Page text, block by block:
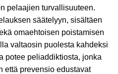
pelaajien turvallisuuteen.
säätelyyn, sisältäen
omaehtoisen poistamisen
valtaosin puolesta kahdeksi
potee peliaddiktiosta, jonka
että prevensio edustavat